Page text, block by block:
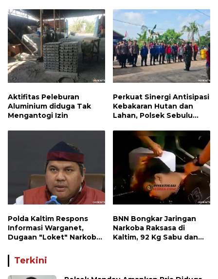
Paket Sabu
Aktifitas Peleburan
Aluminium diduga Tak
Mengantogi Izin
Perkuat Sinergi Antisipasi
Kebakaran Hutan dan
Lahan, Polsek Sebulu
Kesiapsiagaan Karhutla
Polda Kaltim Respons
Informasi Warganet,
Dugaan "Loket" Narkoba
Perhatian
BNN Bongkar Jaringan
Narkoba Raksasa di
Kaltim, 92 Kg Sabu dan
Terkini